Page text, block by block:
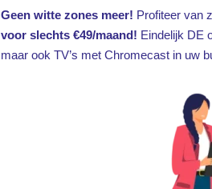
Geen witte zones meer! Profiteer van
voor slechts €49/maand! Eindelijk DE
maar ook TV’s met Chromecast in uw